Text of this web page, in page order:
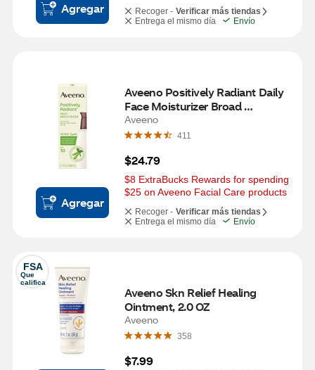
Agregar Recoger - Verificar más tiendas
Entrega el mismo día
Envío
Agregar
Aveeno Positively Radiant Daily
Face Moisturizer Broad
Spectrum SPF 30, 2.3 OZ
Aveeno
411
$24.79
$8 ExtraBucks Rewards for spending
$25 on Aveeno Facial Care products
Recoger - Verificar más tiendas
Entrega el mismo día
Envío
FSA
Que
califica
Aveeno Skn Relief Healing
Ointment, 2.0 OZ
Aveeno
358
$7.99